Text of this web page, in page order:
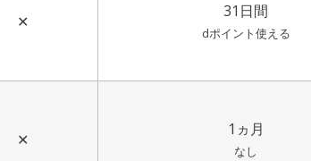
✕
31日間
dポイント使える
✕
1ヵ月
なし